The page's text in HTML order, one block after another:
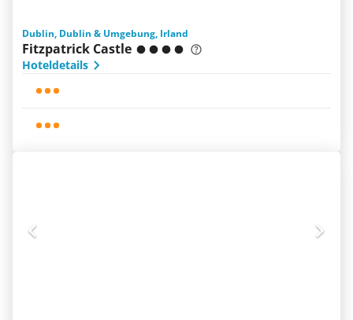
Dublin, Dublin & Umgebung, Irland
Fitzpatrick Castle
Hoteldetails